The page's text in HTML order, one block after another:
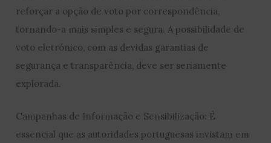
reforçar a opção de voto por correspondência,
tornando-a mais simples e segura. A possibilidade de
voto eletrónico, com as devidas garantias de
segurança e transparência, deve ser seriamente
explorada.
Campanhas de Informação e Sensibilização: É
essencial que as autoridades portuguesas invistam em